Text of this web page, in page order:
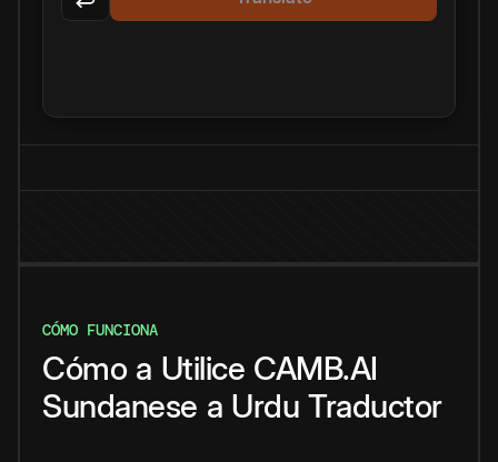
CÓMO FUNCIONA
Cómo a Utilice CAMB.AI
Sundanese a Urdu Traductor